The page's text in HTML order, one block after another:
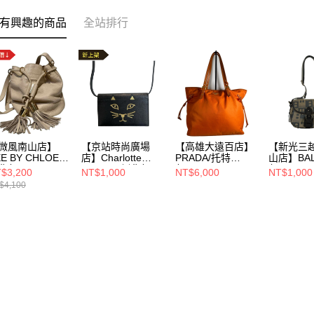
興趣的商品 全站排行
風南山店】
BY CHLOE/
包//
【京站時尚廣場
店】Charlotte
Olympia/側背包//
NT$1,000
【高雄大遠百店】
PRADA/托特
包//br4997
NT$6,000
【新光三
山店】
包//
NT$1,000